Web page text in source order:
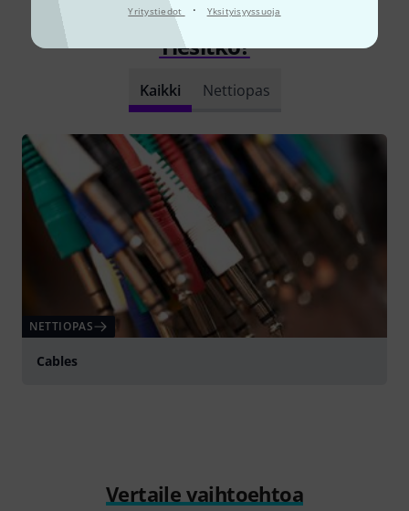
Yritystiedot · Yksityisyyssuoja
Tiesitkö?
Kaikki Nettiopas
NETTIOPAS
Cables
Vertaile vaihtoehtoa